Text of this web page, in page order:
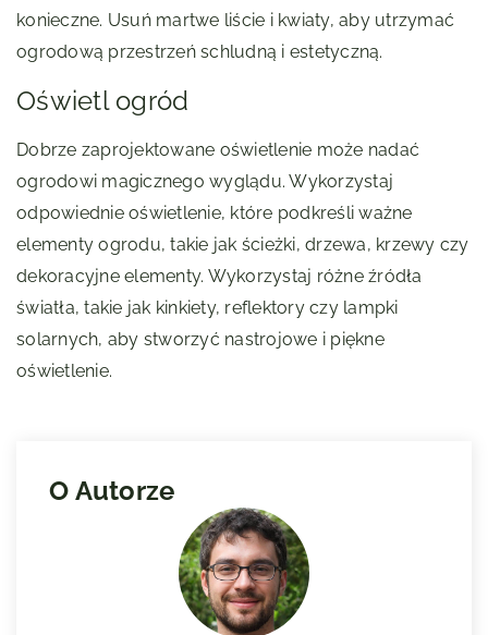
konieczne. Usuń martwe liście i kwiaty, aby utrzymać
ogrodową przestrzeń schludną i estetyczną.
Oświetl ogród
Dobrze zaprojektowane oświetlenie może nadać
ogrodowi magicznego wyglądu. Wykorzystaj
odpowiednie oświetlenie, które podkreśli ważne
elementy ogrodu, takie jak ścieżki, drzewa, krzewy czy
dekoracyjne elementy. Wykorzystaj różne źródła
światła, takie jak kinkiety, reflektory czy lampki
solarnych, aby stworzyć nastrojowe i piękne
oświetlenie.
O Autorze